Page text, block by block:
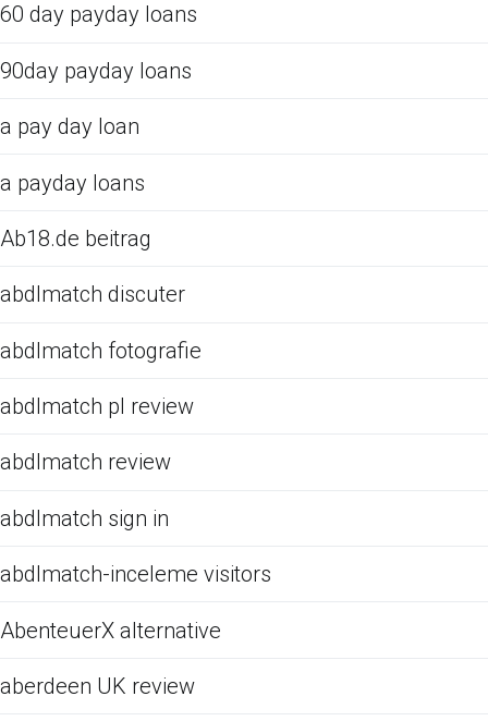
60 day payday loans
90day payday loans
a pay day loan
a payday loans
Ab18.de beitrag
abdlmatch discuter
abdlmatch fotografie
abdlmatch pl review
abdlmatch review
abdlmatch sign in
abdlmatch-inceleme visitors
AbenteuerX alternative
aberdeen UK review